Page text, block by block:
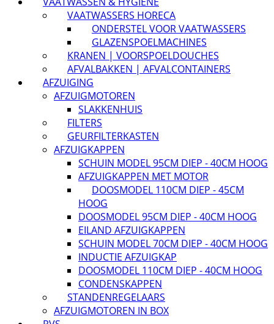
VAATWASSERS HORECA
ONDERSTEL VOOR VAATWASSERS
GLAZENSPOELMACHINES
KRANEN | VOORSPOELDOUCHES
AFVALBAKKEN | AFVALCONTAINERS
AFZUIGING
AFZUIGMOTOREN
SLAKKENHUIS
FILTERS
GEURFILTERKASTEN
AFZUIGKAPPEN
SCHUIN MODEL 95CM DIEP - 40CM HOOG
AFZUIGKAPPEN MET MOTOR
DOOSMODEL 110CM DIEP - 45CM
HOOG
DOOSMODEL 95CM DIEP - 40CM HOOG
EILAND AFZUIGKAPPEN
SCHUIN MODEL 70CM DIEP - 40CM HOOG
INDUCTIE AFZUIGKAP
DOOSMODEL 110CM DIEP - 40CM HOOG
CONDENSKAPPEN
STANDENREGELAARS
AFZUIGMOTOREN IN BOX